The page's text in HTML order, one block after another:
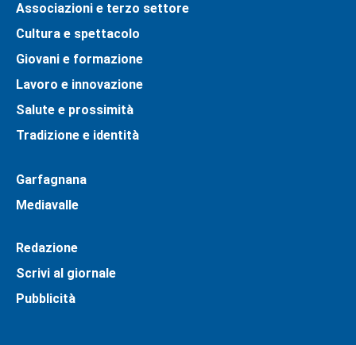
Associazioni e terzo settore
Cultura e spettacolo
Giovani e formazione
Lavoro e innovazione
Salute e prossimità
Tradizione e identità
Garfagnana
Mediavalle
Redazione
Scrivi al giornale
Pubblicità